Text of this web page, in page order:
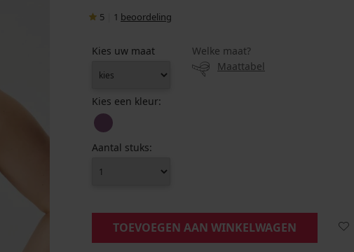
5 1 beoordeling
Kies uw maat
Welke maat?
Maattabel
Kies een kleur:
Aantal stuks:
TOEVOEGEN AAN WINKELWAGEN